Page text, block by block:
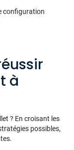
configuration
à
? En croisant les
possibles,